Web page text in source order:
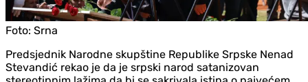
Foto: Srna
Predsjednik Narodne skupštine Republike Srpske Nenad
Stevandić rekao je da je srpski narod satanizovan